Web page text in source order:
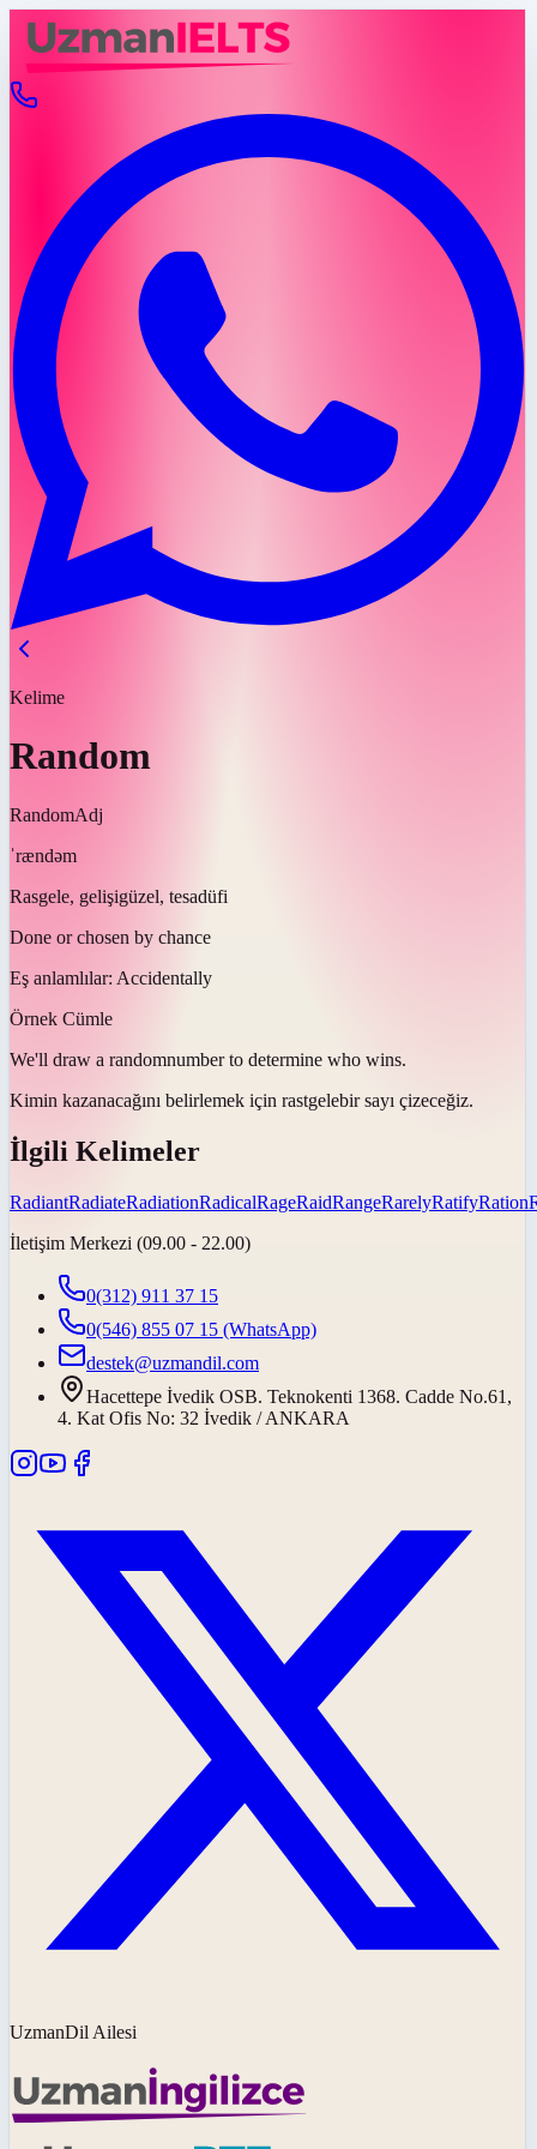
Kelime
Random
RandomAdj
ˈrændəm
Rasgele, gelişigüzel, tesadüfi
Done or chosen by chance
Eş anlamlılar: Accidentally
Örnek Cümle
We'll draw a randomnumber to determine who wins.
Kimin kazanacağını belirlemek için rastgelebir sayı çizeceğiz.
İlgili Kelimeler
RadiantRadiateRadiationRadicalRageRaidRangeRarelyRatifyRation
İletişim Merkezi (09.00 - 22.00)
0(312) 911 37 15
0(546) 855 07 15 (WhatsApp)
destek@uzmandil.com
Hacettepe İvedik OSB. Teknokenti 1368. Cadde No.61,
4. Kat Ofis No: 32 İvedik / ANKARA
UzmanDil Ailesi